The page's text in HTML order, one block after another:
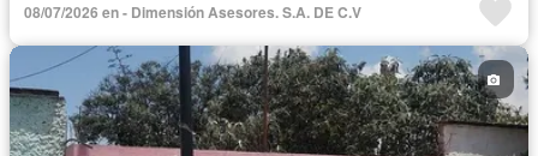
08/07/2026 en - Dimensión Asesores. S.A. DE C.V